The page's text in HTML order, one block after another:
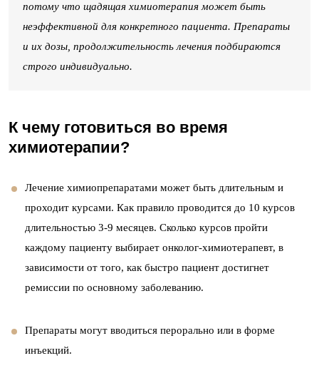
потому что щадящая химиотерапия может быть
неэффективной для конкретного пациента. Препараты
и их дозы, продолжительность лечения подбираются
строго индивидуально.
К чему готовиться во время
химиотерапии?
Лечение химиопрепаратами может быть длительным и
проходит курсами. Как правило проводится до 10 курсов
длительностью 3-9 месяцев. Сколько курсов пройти
каждому пациенту выбирает онколог-химиотерапевт, в
зависимости от того, как быстро пациент достигнет
ремиссии по основному заболеванию.
Препараты могут вводиться перорально или в форме
инъекций.